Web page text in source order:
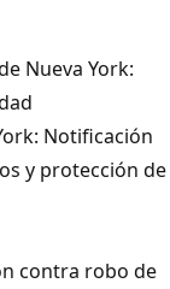
Nueva York:
Notificación
y protección de
contra robo de